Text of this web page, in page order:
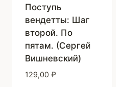
Поступь
вендетты: Шаг
второй. По
пятам. (Сергей
Вишневский)
129,00 ₽